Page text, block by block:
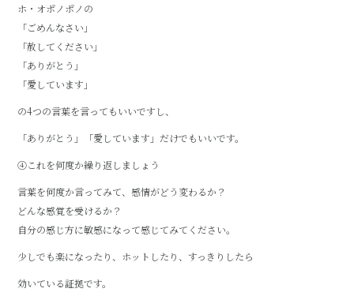
ホ・オポノポノの
「ごめんなさい」
「赦してください」
「ありがとう」
「愛しています」
の4つの言葉を言ってもいいですし、
「ありがとう」「愛しています」だけでもいいです。
④これを何度か繰り返しましょう
言葉を何度か言ってみて、感情がどう変わるか？
どんな感覚を受けるか？
自分の感じ方に敏感になって感じてみてください。
少しでも楽になったり、ホットしたり、すっきりしたら
効いている証拠です。